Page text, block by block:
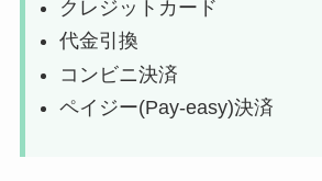
クレジットカード
代⾦引換
コンビニ決済
ペイジー(Pay-easy)決済